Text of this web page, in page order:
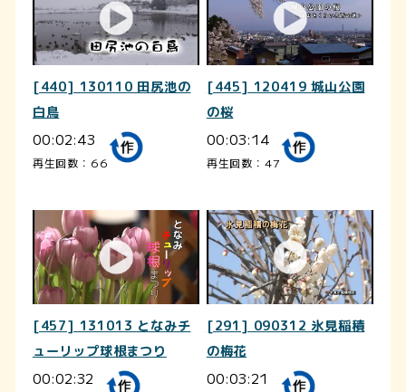
[440] 130110 田尻池の
白鳥
00:02:43
再生回数：66
[445] 120419 城山公園
の桜
00:03:14
再生回数：47
[457] 131013 となみチ
ューリップ球根まつり
00:02:32
[291] 090312 氷見稲積
の梅花
00:03:21